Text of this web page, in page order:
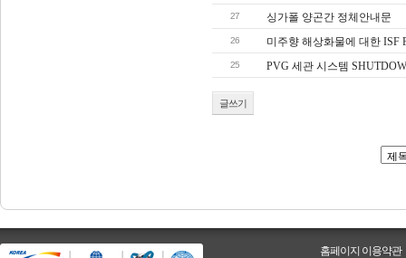
27 싱가폴 양곤간 정체안내문
26 미주향 해상화물에 대한 ISF
25 PVG 세관 시스템
글쓰기
홈페이지 이용약관